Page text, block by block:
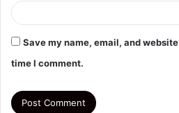
Save my name, email, and
time I comment.